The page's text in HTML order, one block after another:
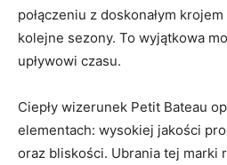
połączeniu z doskonałym
kolejne sezony. To wyjątkowa
upływowi czasu.
Ciepły wizerunek Petit Bateau
elementach: wysokiej jakości
oraz bliskości. Ubrania tej marki